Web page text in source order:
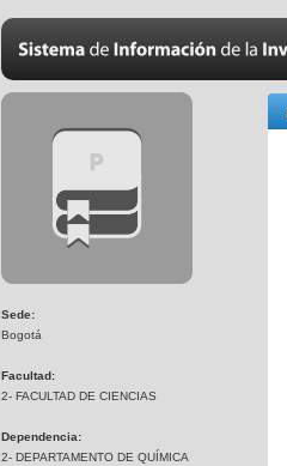
Sede:
Bogotá
Facultad:
2- FACULTAD DE CIENCIAS
Dependencia:
2- DEPARTAMENTO DE QUÍMICA